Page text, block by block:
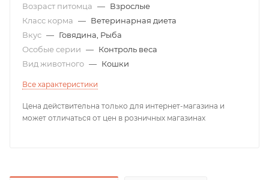
Возраст питомца — Взрослые
Класс корма — Ветеринарная диета
Вкус — Говядина, Рыба
Особые серии — Контроль веса
Вид животного — Кошки
Все характеристики
Цена действительна только для интернет-магазина и
может отличаться от цен в розничных магазинах